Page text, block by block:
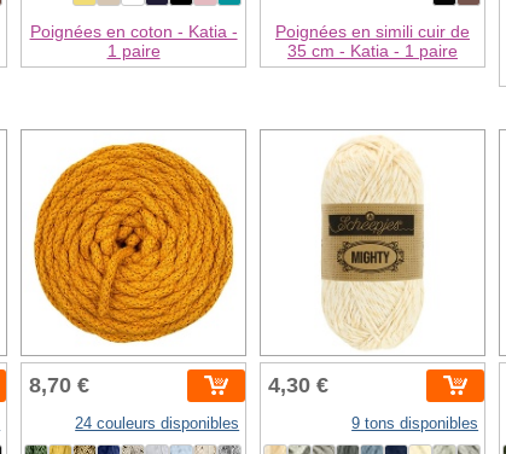
Poignées en coton - Katia -
1 paire
Poignées en simili cuir de
35 cm - Katia - 1 paire
8,70 €
24 couleurs disponibles
4,30 €
9 tons disponibles